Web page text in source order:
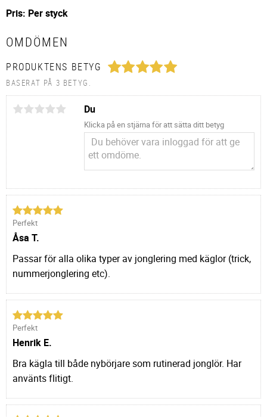
Pris: Per styck
OMDÖMEN
PRODUKTENS BETYG
BASERAT PÅ 3 BETYG.
Du
Klicka på en stjärna för att sätta ditt betyg
Perfekt
Åsa T.
Passar för alla olika typer av jonglering med käglor (trick,
nummerjonglering etc).
Perfekt
Henrik E.
Bra kägla till både nybörjare som rutinerad jonglör. Har
använts flitigt.